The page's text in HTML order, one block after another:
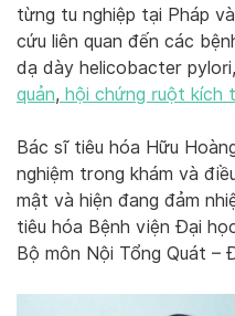
từng tu nghiệp tại Pháp
cứu liên quan đến các
dạ dày helicobacter pylori,
quản, hội chứng ruột kích
Bác sĩ tiêu hóa Hữu
nghiệm trong khám và
mật và hiện đang đảm
tiêu hóa Bệnh viện Đại
Bộ môn Nội Tổng Quát –